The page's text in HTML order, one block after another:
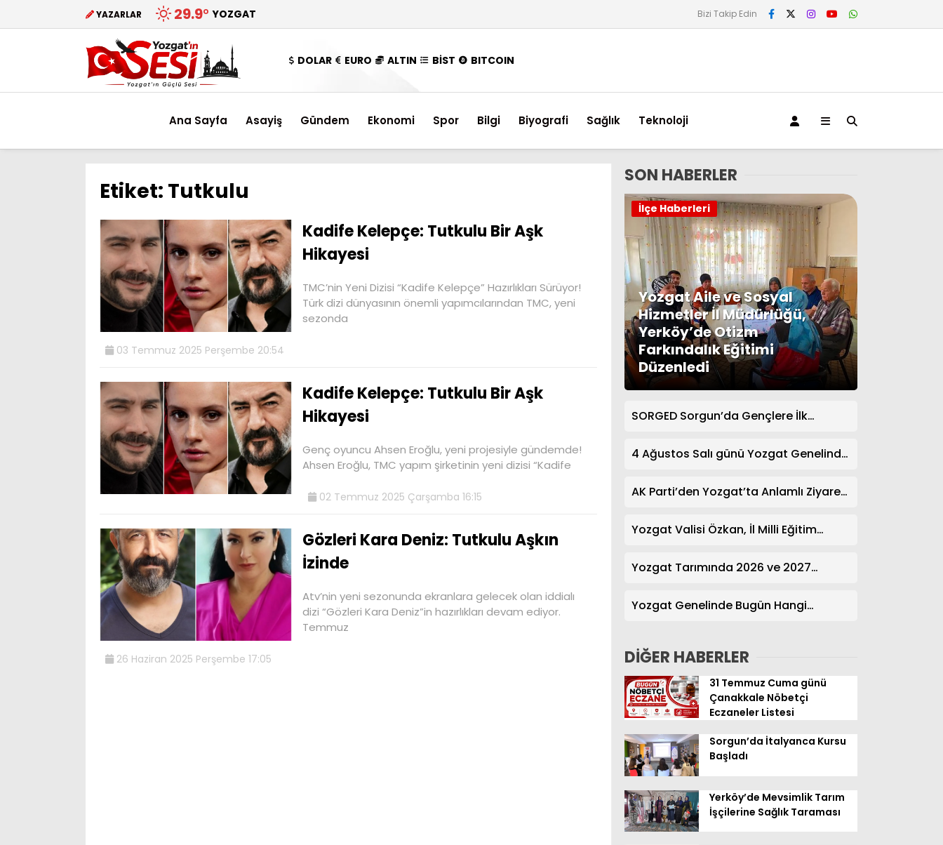
YAZARLAR 29.9° YOZGAT Bizi Takip Edin
DOLAR EURO ALTIN BİST BITCOIN
Ana Sayfa Asayiş Gündem Ekonomi Spor Bilgi Biyografi Sağlık Teknoloji
Etiket: Tutkulu
Kadife Kelepçe: Tutkulu Bir Aşk
Hikayesi
TMC’nin Yeni Dizisi “Kadife Kelepçe” Hazırlıkları Sürüyor!
Türk dizi dünyasının önemli yapımcılarından TMC, yeni
sezonda
03 Temmuz 2025 Perşembe 20:54
Kadife Kelepçe: Tutkulu Bir Aşk
Hikayesi
Genç oyuncu Ahsen Eroğlu, yeni projesiyle gündemde!
Ahsen Eroğlu, TMC yapım şirketinin yeni dizisi “Kadife
02 Temmuz 2025 Çarşamba 16:15
Gözleri Kara Deniz: Tutkulu Aşkın
İzinde
Atv’nin yeni sezonunda ekranlara gelecek olan iddialı
dizi “Gözleri Kara Deniz”in hazırlıkları devam ediyor.
Temmuz
26 Haziran 2025 Perşembe 17:05
SON HABERLER
Yozgat Aile ve Sosyal
Hizmetler İl Müdürlüğü,
Yerköy’de Otizm
Farkındalık Eğitimi
Düzenledi
İlçe Haberleri
SORGED Sorgun’da Gençlere İlk
4 Ağustos Salı günü Yozgat Genelinde
AK Parti’den Yozgat’ta Anlamlı Ziyaret!
Üyeleriyle Buluştu
Yozgat Valisi Özkan, İl Milli Eğitim
Yozgat Tarımında 2026 ve 2027
Yozgat Genelinde Bugün Hangi
DİĞER HABERLER
31 Temmuz Cuma günü
Çanakkale Nöbetçi
Eczaneler Listesi
Sorgun’da İtalyanca Kursu
Başladı
Yerköy’de Mevsimlik Tarım
İşçilerine Sağlık Taraması